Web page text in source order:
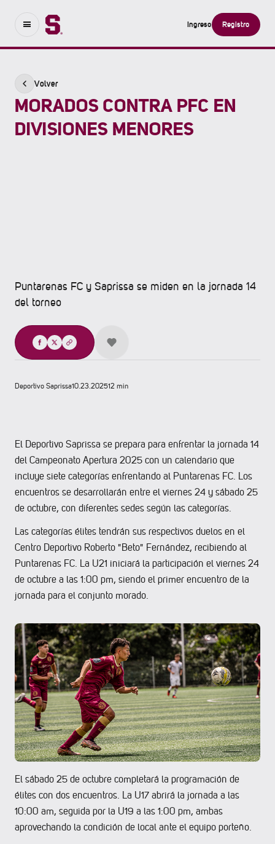
Ingreso Registro
Volver
MORADOS CONTRA PFC EN
DIVISIONES MENORES
Puntarenas FC y Saprissa se miden en la jornada 14
del torneo
Compartir
Deportivo Saprissa10.23.202512 min
El Deportivo Saprissa se prepara para enfrentar la jornada 14
del Campeonato Apertura 2025 con un calendario que
incluye siete categorías enfrentando al Puntarenas FC. Los
encuentros se desarrollarán entre el viernes 24 y sábado 25
de octubre, con diferentes sedes según las categorías.
Las categorías élites tendrán sus respectivos duelos en el
Centro Deportivo Roberto "Beto" Fernández, recibiendo al
Puntarenas FC. La U21 iniciará la participación el viernes 24
de octubre a las 1:00 pm, siendo el primer encuentro de la
jornada para el conjunto morado.
El sábado 25 de octubre completará la programación de
élites con dos encuentros. La U17 abrirá la jornada a las
10:00 am, seguida por la U19 a las 1:00 pm, ambas
aprovechando la condición de local ante el equipo porteño.